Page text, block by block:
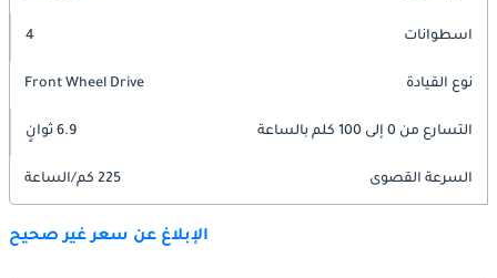
اسطوانات 4
نوع القيادة Front Wheel Drive
التسارع من 0 إلى 100 كلم بالساعة 6.9 ثوانٍ
السرعة القصوى 225 كم/الساعة
الإبلاغ عن سعر غير صحيح